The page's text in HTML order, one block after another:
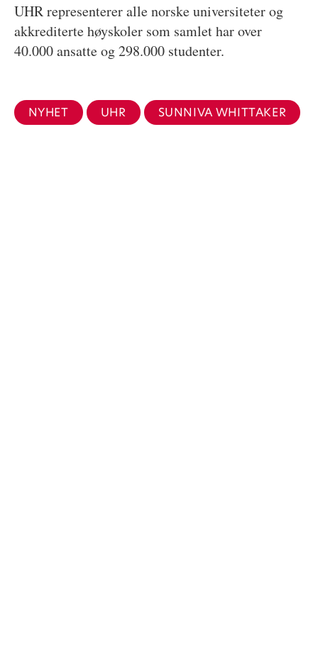
UHR representerer alle norske universiteter og
akkrediterte høyskoler som samlet har over
40.000 ansatte og 298.000 studenter.
NYHET UHR SUNNIVA WHITTAKER